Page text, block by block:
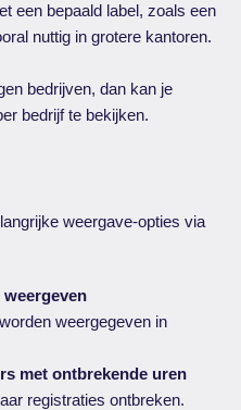
een bepaald label, zoals een
nuttig in grotere kantoren.
bedrijven, dan kan je
bedrijf te bekijken.
weergave-opties via
weergegeven in
met ontbrekende uren
registraties ontbreken.